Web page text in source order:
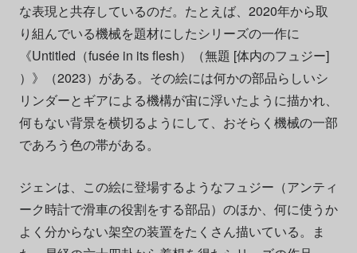
な表現と共存しているのだ。たとえば、2020年から取
り組んでいる機械を題材にしたシリーズの一作に
《Untitled（fusée in its flesh）（無題 [体内のフュジー]
）》（2023）がある。その絵には何かの部品らしいシ
リンダーとギアによる機構が宙に浮いたように描かれ、
何もない背景を横切るようにして、おそらく機械の一部
であろう色の帯がある。
ジェンは、この絵に登場するようなフュジー（アンティ
ーク時計で滑車の役割をする部品）のほか、何に使うか
よく分からない架空の装置をたくさん描いている。ま